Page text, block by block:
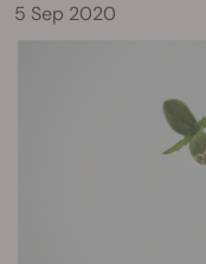
5 Sep 2020